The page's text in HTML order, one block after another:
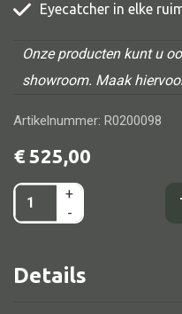
Bank gestoffeerd
Bank hout
Bank IJzer
Chaise longues
Poef
Alle lampen
Eyecatcher in elke
Onze producten kunt u
showroom. Maak
Artikelnummer: R0200098
€ 525,00
Tafelblad
Corsica
aantal
+
-
Details